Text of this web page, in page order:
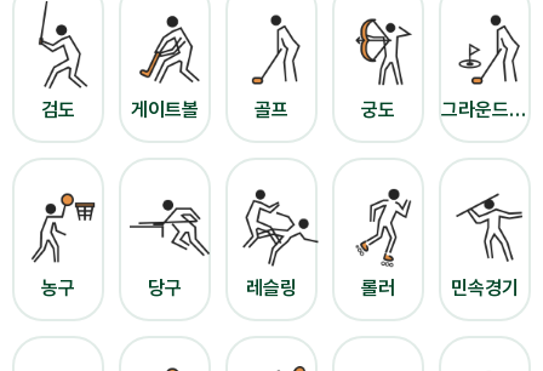
검도 게이트볼 골프 궁도 그라운드골프
농구 당구 레슬링 롤러 민속경기